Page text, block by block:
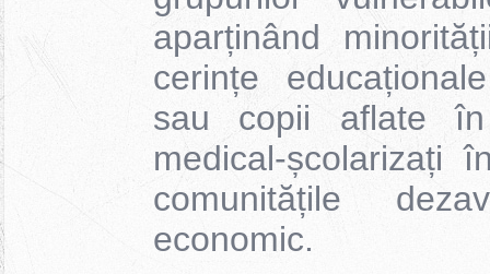
aparținând
cerințe
sau copii aflate
medical-școlarizați
comunitățile
economic.